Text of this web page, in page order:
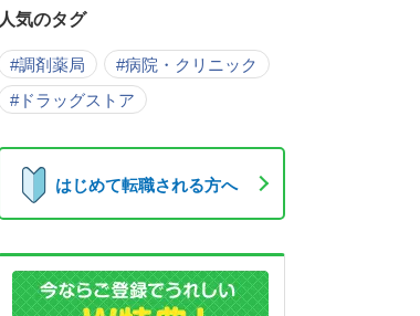
人気のタグ
#調剤薬局
#病院・クリニック
#ドラッグストア
はじめて転職される方へ